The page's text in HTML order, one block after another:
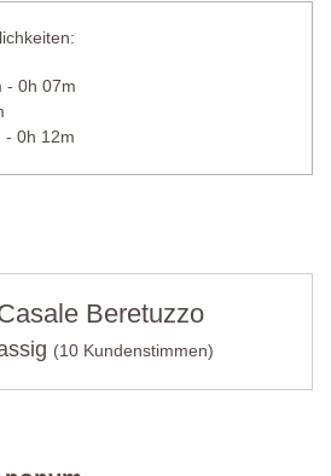
- 0h 07m
- 0h 12m
Beretuzzo
(10 Kundenstimmen)